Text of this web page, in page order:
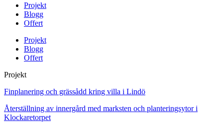
Projekt
Blogg
Offert
Projekt
Blogg
Offert
Projekt
Finplanering och grässådd kring villa i Lindö
Återställning av innergård med marksten och planteringsytor i
Klockaretorpet